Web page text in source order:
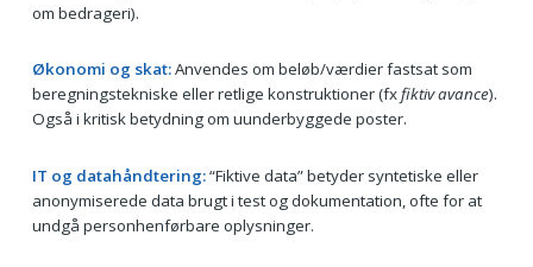
om bedrageri).
Økonomi og skat:Anvendes om beløb/værdier fastsat som
beregningstekniske eller retlige konstruktioner (fxfiktiv avance).
Også i kritisk betydning om uunderbyggede poster.
IT og datahåndtering:“Fiktive data” betyder syntetiske eller
anonymiserede data brugt i test og dokumentation, ofte for at
undgå personhenførbare oplysninger.